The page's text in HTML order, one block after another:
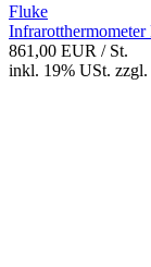
Fluke
861,00 EUR / St.
inkl. 19% USt. zzgl.